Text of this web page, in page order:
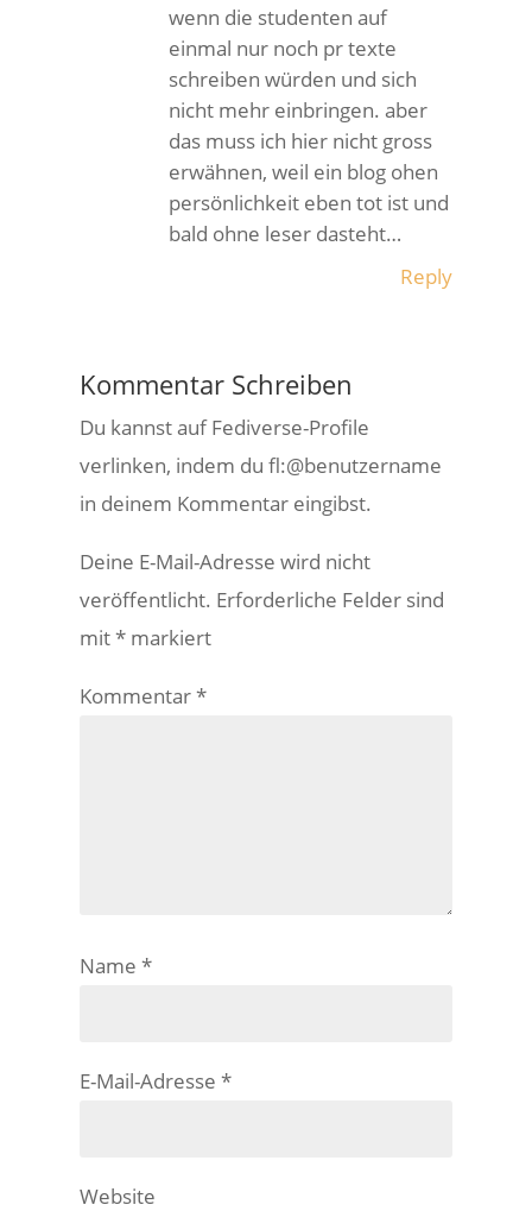
wenn die studenten auf
einmal nur noch pr texte
schreiben würden und sich
nicht mehr einbringen. aber
das muss ich hier nicht gross
erwähnen, weil ein blog ohen
persönlichkeit eben tot ist und
bald ohne leser dasteht…
Reply
Kommentar Schreiben
Du kannst auf Fediverse-Profile
verlinken, indem du fl:@benutzername
in deinem Kommentar eingibst.
Deine E-Mail-Adresse wird nicht
veröffentlicht. Erforderliche Felder sind
mit* markiert
Kommentar*
Name*
E-Mail-Adresse*
Website